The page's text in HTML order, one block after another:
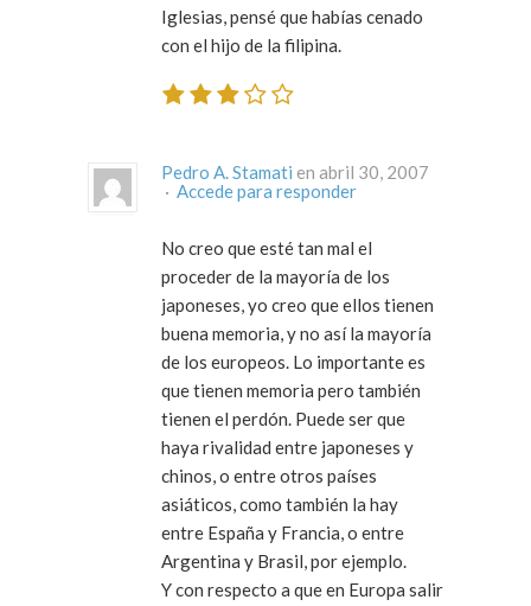
Iglesias, pensé que habías cenado
con el hijo de la filipina.
Pedro A. Stamati en abril 30, 2007
· Accede para responder
No creo que esté tan mal el
proceder de la mayoría de los
japoneses, yo creo que ellos tienen
buena memoria, y no así la mayoría
de los europeos. Lo importante es
que tienen memoria pero también
tienen el perdón. Puede ser que
haya rivalidad entre japoneses y
chinos, o entre otros países
asiáticos, como también la hay
entre España y Francia, o entre
Argentina y Brasil, por ejemplo.
Y con respecto a que en Europa salir